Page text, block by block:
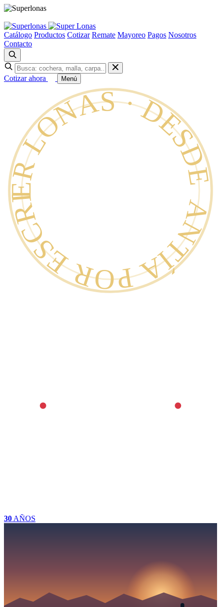
Catálogo Productos Cotizar Remate Mayoreo Pagos Nosotros
Contacto
Cotizar ahora Menú
SUPER LONAS · DESDE 1996
GARANTÍA POR ESCRITO ·
30 AÑOS